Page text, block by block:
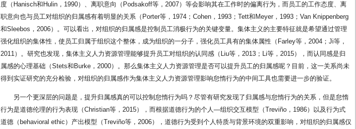
度（Hanisch和Hulin，1990）、离职意向（Podsakoff等，2007）等会影响其在工作时的偏离行为，而员工的工作态度、离
职意向也与员工对组织的归属感有着明显的关系（Porter等，1974；Cohen，1993；Tett和Meyer，1993；Van Knippenberg
和Sleebos，2006）。可以看出，对组织的归属感是控制员工消极行为的关键变量。集体主义的主要特征就是希望通过管理
强化组织的集体性，使员工归属于组织这个整体，成为组织的一分子，强化员工具有的集体属性（Farley等，2004；Ji等，
2011）。研究也发现，集体主义人力资源管理能够提升员工对组织的认同感（Liu等，2013；Li等，2015），而认同感是归
属感的心理基础（Stets和Burke，2000）。那么集体主义人力资源管理是否可以提升员工的归属感呢？目前，这一关系尚未
得到实证研究的充分检验，对组织的归属感作为集体主义人力资源管理影响怠惰行为的中间工具也需要进一步的验证。
另一个更深层的问题是，提升归属感真的可以控制怠惰行为吗？尽管有研究发现了归属感与怠惰行为的关系，但是怠惰
行为是道德伦理的行为表现（Christian等，2015），而根据道德行为的个人—组织交互模型（Treviño，1986）以及行为式
道德（behavioral ethic）产出模型（Treviño等，2006），道德行为受到个人特质与背景环境的双重影响，对组织的归属感仅